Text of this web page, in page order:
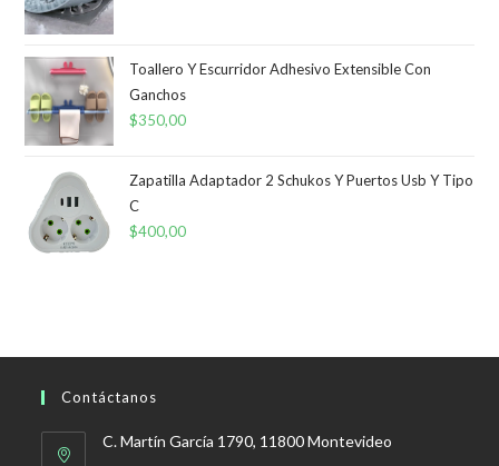
Toallero Y Escurridor Adhesivo Extensible Con
Ganchos
$350,00
Zapatilla Adaptador 2 Schukos Y Puertos Usb Y Tipo
C
$400,00
Contáctanos
C. Martín García 1790, 11800 Montevideo